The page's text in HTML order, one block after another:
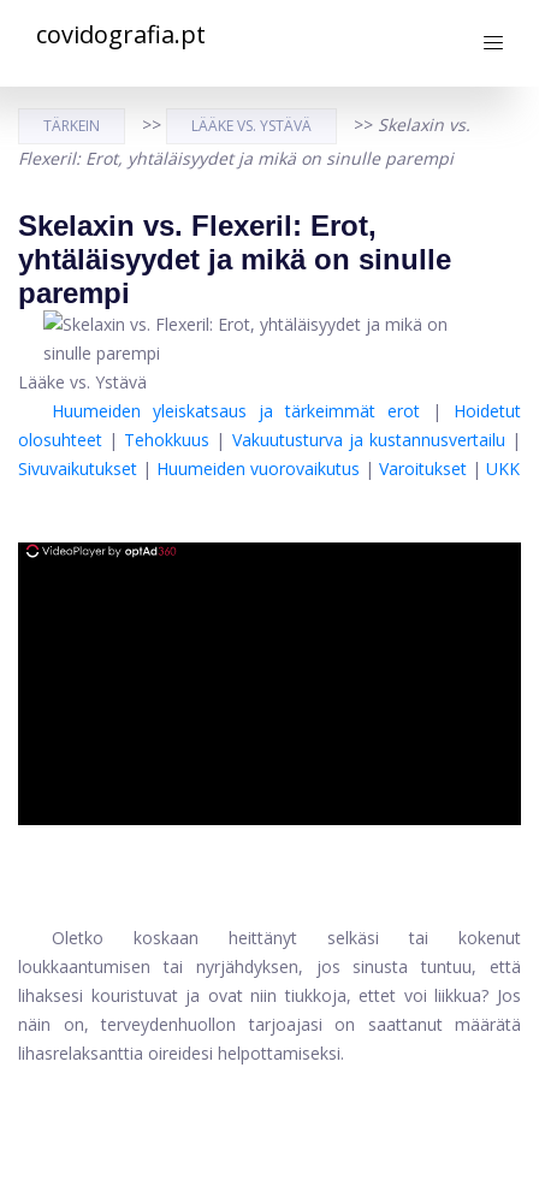
covidografia.pt
TÄRKEIN >> LÄÄKE VS. YSTÄVÄ >> Skelaxin vs.
Flexeril: Erot, yhtäläisyydet ja mikä on sinulle parempi
Skelaxin vs. Flexeril: Erot,
yhtäläisyydet ja mikä on sinulle
parempi
Lääke vs. Ystävä
Huumeiden yleiskatsaus ja tärkeimmät erot | Hoidetut
olosuhteet | Tehokkuus | Vakuutusturva ja kustannusvertailu |
Sivuvaikutukset | Huumeiden vuorovaikutus | Varoitukset | UKK
Oletko koskaan heittänyt selkäsi tai kokenut
loukkaantumisen tai nyrjähdyksen, jos sinusta tuntuu, että
lihaksesi kouristuvat ja ovat niin tiukkoja, ettet voi liikkua? Jos
näin on, terveydenhuollon tarjoajasi on saattanut määrätä
lihasrelaksanttia oireidesi helpottamiseksi.